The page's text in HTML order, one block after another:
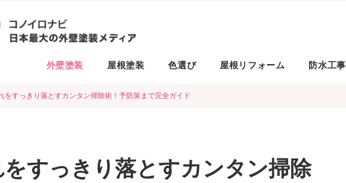
外壁塗装 屋根塗装 色選び 屋根リフォーム 防水工事
をすっきり落とすカンタン掃除術！予防策まで完全ガイド
すっきり落とすカンタン掃除